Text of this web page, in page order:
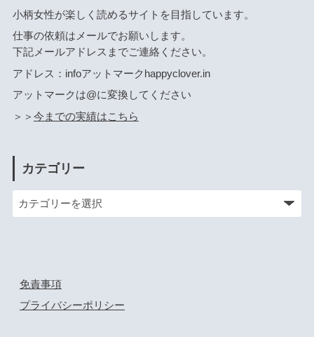
小柄女性が楽しく読めるサイトを目指しています。
仕事の依頼はメールでお願いします。
下記メールアドレスまでご連絡ください。
アドレス：infoアットマークhappyclover.in
アットマークは@に変換してください
＞＞ 今までの実績はこちら
カテゴリー
免責事項
プライバシーポリシー